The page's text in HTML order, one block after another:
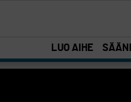
LUO AIHE